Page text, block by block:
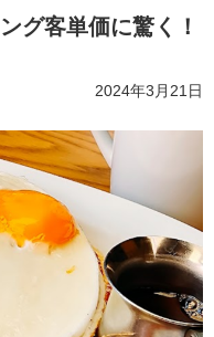
グ客単価に驚く！
2024年3月21日